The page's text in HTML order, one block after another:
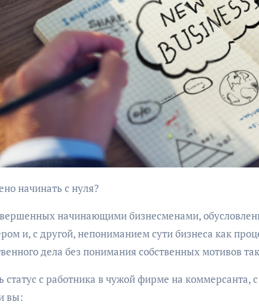
начинать с нуля?
начинающими бизнесменами,
и, с другой, непониманием сути бизнеса как
дела без понимания собственных мотивов
статус с работника в чужой фирме на коммерсанта,
вы: